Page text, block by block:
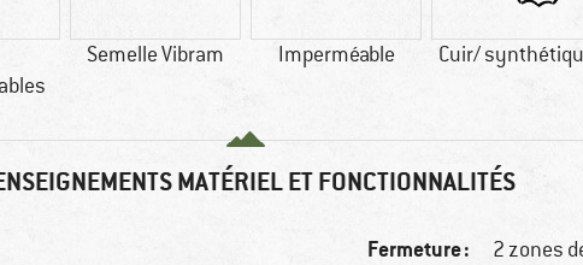
Semelle Vibram Imperméable Cuir/
MATÉRIEL ET FONCTIONNALITÉS
Fermeture : 2 zones